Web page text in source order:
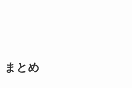
まとめ